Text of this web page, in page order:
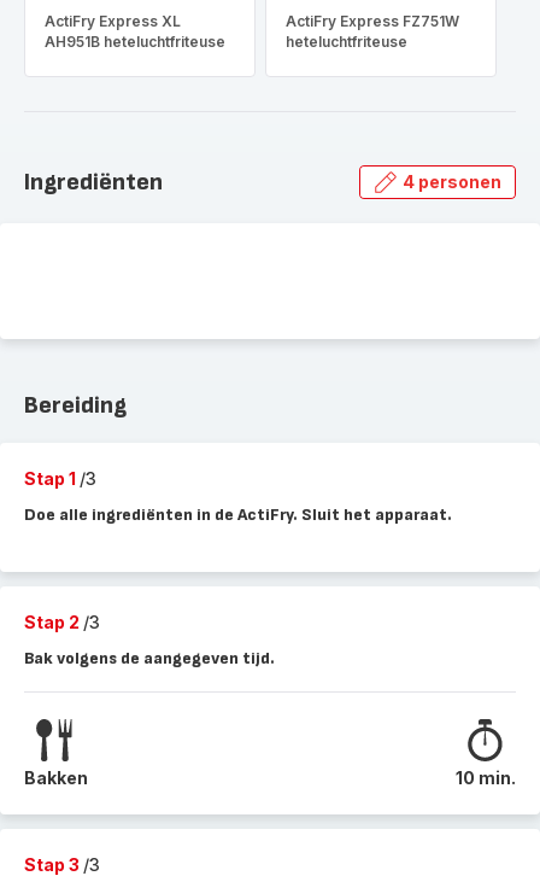
ActiFry Express XL
AH951B heteluchtfriteuse
ActiFry Express FZ751W
heteluchtfriteuse
Ingrediënten 4 personen
Bereiding
Stap 1 /3
Doe alle ingrediënten in de ActiFry. Sluit het apparaat.
Stap 2 /3
Bak volgens de aangegeven tijd.
Bakken 10 min.
Stap 3 /3